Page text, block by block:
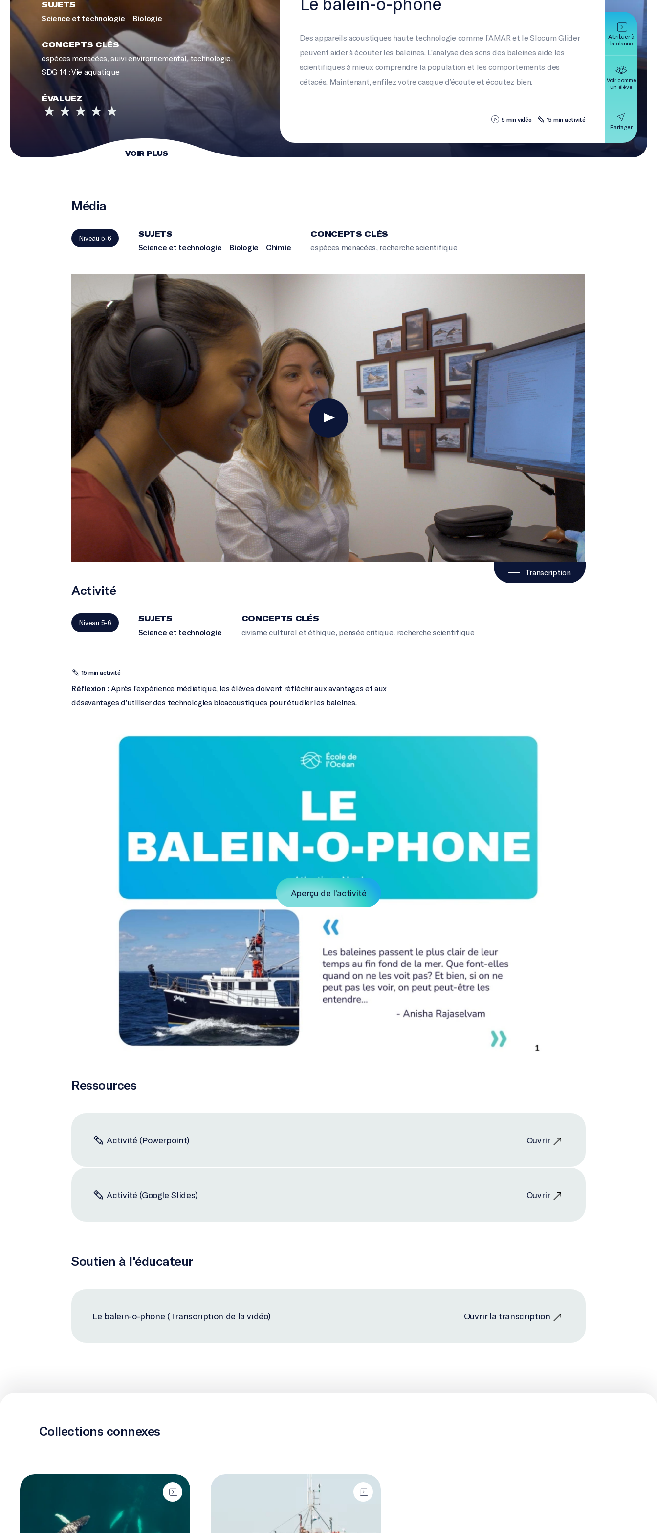
Attribuer à
la classe
Voir comme
un élève
Partager
Des appareils acoustiques haute technologie comme l’AMAR et le Slocum Glider
peuvent aider à écouter les baleines. L’analyse des sons des baleines aide les
scientifiques à mieux comprendre la population et les comportements des
cétacés. Maintenant, enfilez votre casque d’écoute et écoutez bien.
5 min vidéo 15 min activité
SUJETS
Science et technologie
Biologie
CONCEPTS CLÉS
espèces menacées,suivi environnemental, technologie,
SDG 14 : Vie aquatique
ÉVALUEZ
VOIR PLUS
Média
Niveau 5-6
SUJETS
Science et technologie
Biologie Chimie
CONCEPTS CLÉS
espèces menacées, recherche scientifique
Transcription
Activité
Niveau 5-6
SUJETS
Science et technologie
CONCEPTS CLÉS
civisme culturel et éthique pensée critique recherche scientifique
15 min activité
Réflexion : Après l’expérience médiatique, les élèves doivent réfléchir aux avantages et aux
désavantages d’utiliser des technologies bioacoustiques pour étudier les baleines.
Aperçu de l'activité
Ressources
Activité (Powerpoint) Ouvrir
Activité (Google Slides) Ouvrir
Soutien à l'éducateur
Le balein-o-phone (Transcription de la vidéo) Ouvrir la transcription
Collections connexes
Écosystèmes en évolution Baleine à bâbord